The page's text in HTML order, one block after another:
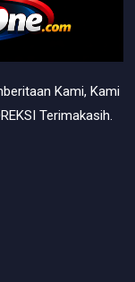
Kami, Kami
Terimakasih.